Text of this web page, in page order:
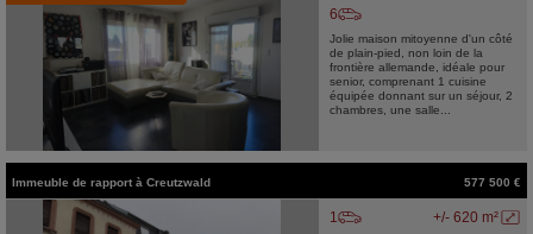
6
Jolie maison mitoyenne d'un côté
de plain-pied, non loin de la
frontière allemande, idéale pour
senior, comprenant 1 cuisine
équipée donnant sur un séjour, 2
chambres, une salle...
Immeuble de rapport à Creutzwald 577 500 €
+/- 620 m²
1